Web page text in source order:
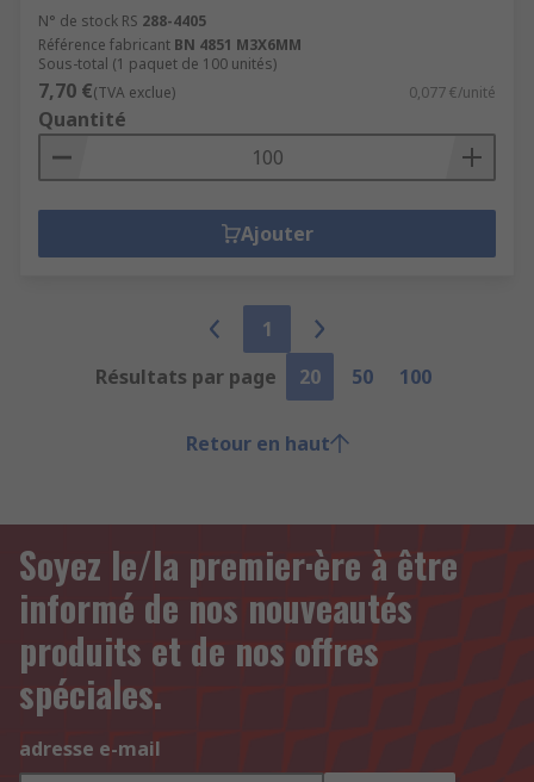
N° de stock RS 288-4405
Référence fabricant BN 4851 M3X6MM
Sous-total (1 paquet de 100 unités)
7,70 €(TVA exclue) 0,077 €/unité
Quantité
Ajouter
1
Résultats par page
20 50 100
Retour en haut
Soyez le/la premier·ère à être
informé de nos nouveautés
produits et de nos offres
spéciales.
adresse e-mail